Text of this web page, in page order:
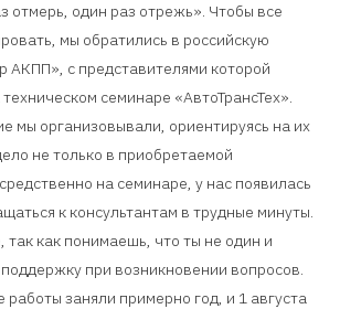
отмерь, один раз отрежь». Чтобы все
мы обратились в российскую
АКПП», с представителями которой
семинаре «АвтоТрансТех».
мы организовывали, ориентируясь на их
не только в приобретаемой
на семинаре, у нас появилась
к консультантам в трудные минуты.
как понимаешь, что ты не один и
при возникновении вопросов.
работы заняли примерно год, и 1 августа